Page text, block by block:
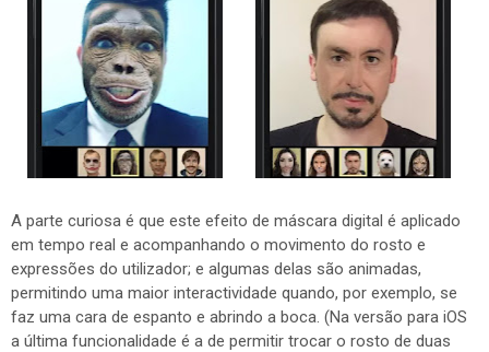
A parte curiosa é que este efeito de máscara digital é aplicado
em tempo real e acompanhando o movimento do rosto e
expressões do utilizador; e algumas delas são animadas,
permitindo uma maior interactividade quando, por exemplo, se
faz uma cara de espanto e abrindo a boca. (Na versão para iOS
a última funcionalidade é a de permitir trocar o rosto de duas